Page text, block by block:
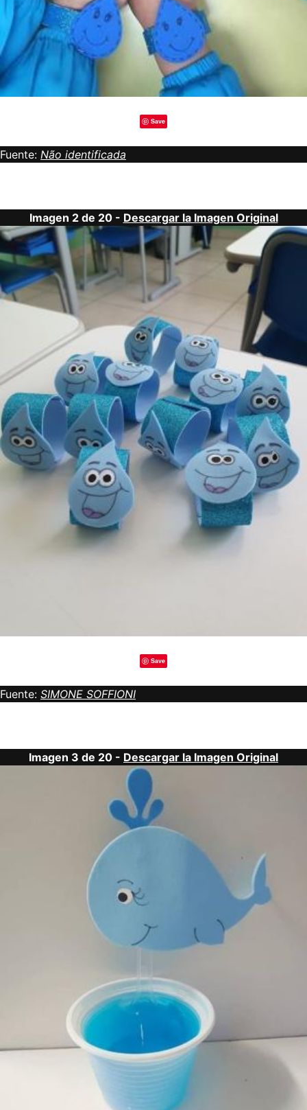
Save
Fuente: Não identificada
Imagen 2 de 20 - Descargar la Imagen Original
Save
Fuente: SIMONE SOFFIONI
Imagen 3 de 20 - Descargar la Imagen Original